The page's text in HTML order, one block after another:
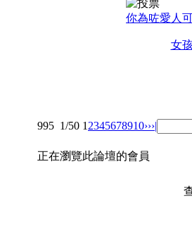
你為咗愛人
女
995 1/50 1 2345678910›››|
正在瀏覽此論壇的會員